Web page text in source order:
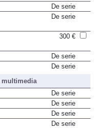
De serie
De serie
De serie
De serie
De serie
De serie